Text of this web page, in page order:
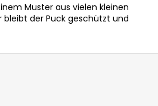
Muster aus vielen kleinen
bleibt der Puck geschützt und